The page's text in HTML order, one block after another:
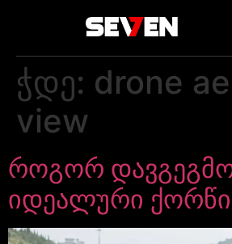
ჭდე: drone
view
როგორ
იდეალური